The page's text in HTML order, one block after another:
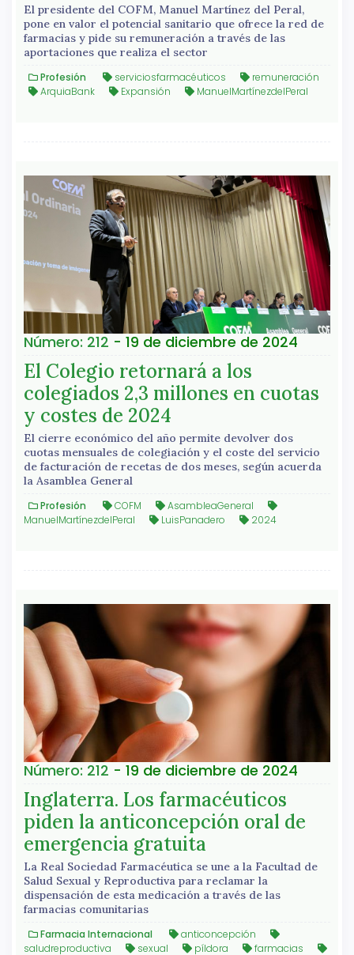
El presidente del COFM, Manuel Martínez del Peral,
pone en valor el potencial sanitario que ofrece la red de
farmacias y pide su remuneración a través de las
aportaciones que realiza el sector
Profesión serviciosfarmacéuticos
remuneración
ArquiaBank
Expansión ManuelMartínezdelPeral
Número: 212 - 19 de diciembre de 2024
El Colegio retornará a los
colegiados 2,3 millones en cuotas
y costes de 2024
El cierre económico del año permite devolver dos
cuotas mensuales de colegiación y el coste del servicio
de facturación de recetas de dos meses, según acuerda
la Asamblea General
Profesión COFM
AsambleaGeneral
ManuelMartínezdelPeral
LuisPanadero 2024
Número: 212 - 19 de diciembre de 2024
Inglaterra. Los farmacéuticos
piden la anticoncepción oral de
emergencia gratuita
La Real Sociedad Farmacéutica se une a la Facultad de
Salud Sexual y Reproductiva para reclamar la
dispensación de esta medicación a través de las
farmacias comunitarias
Farmacia Internacional
anticoncepción
saludreproductiva
sexual píldora farmacias